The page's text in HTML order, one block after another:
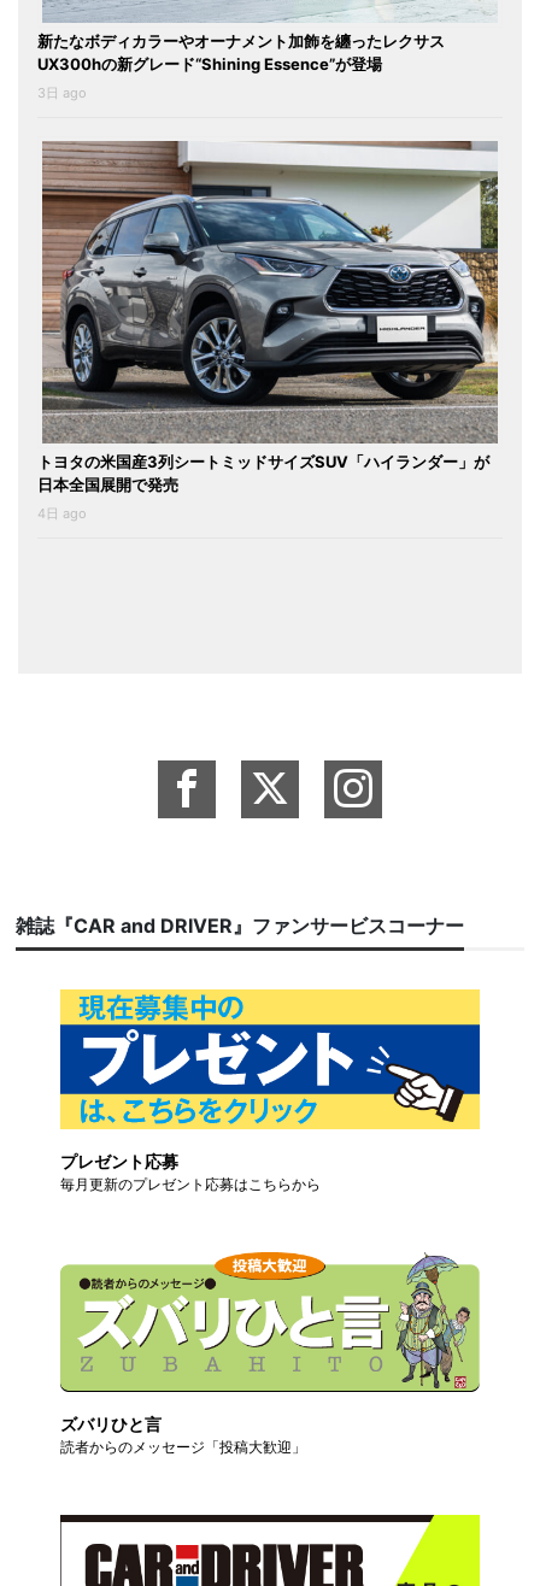
新たなボディカラーやオーナメント加飾を纏ったレクサス
UX300hの新グレード“Shining Essence”が登場
3日 ago
トヨタの米国産3列シートミッドサイズSUV「ハイランダー」が
日本全国展開で発売
4日 ago
雑誌『CAR and DRIVER』ファンサービスコーナー
プレゼント応募
毎月更新のプレゼント応募はこちらから
ズバリひと言
読者からのメッセージ「投稿大歓迎」